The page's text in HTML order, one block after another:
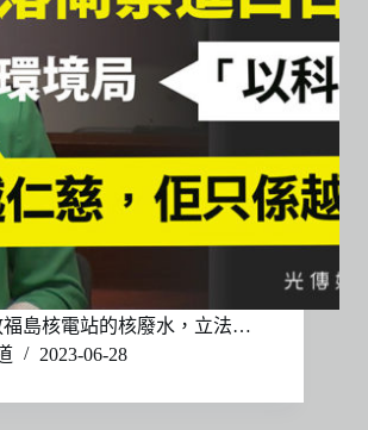
福島核電站的核廢水，立法…
2023-06-28